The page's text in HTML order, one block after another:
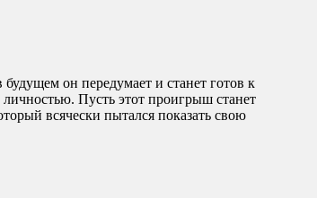
он передумает и станет готов к
Пусть этот проигрыш станет
всячески пытался показать свою